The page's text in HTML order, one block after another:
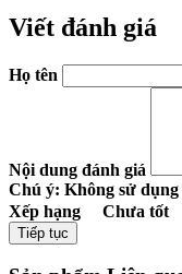
Viết đánh giá
Họ tên
Nội dung đánh giá
Chú ý: Không sử
Xếp hạng Chưa tốt
Tiếp tục